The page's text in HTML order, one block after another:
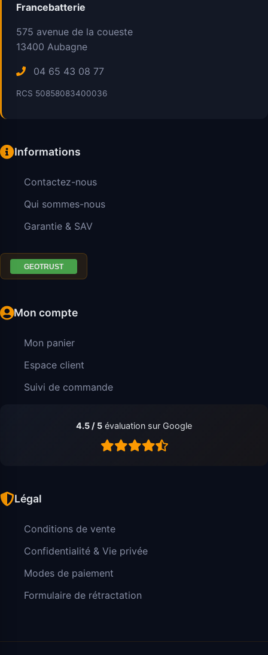
Francebatterie
575 avenue de la coueste
13400 Aubagne
04 65 43 08 77
RCS 50858083400036
Informations
Contactez-nous
Qui sommes-nous
Garantie & SAV
Mon compte
Mon panier
Espace client
Suivi de commande
4.5 / 5 évaluation sur Google
Légal
Conditions de vente
Confidentialité & Vie privée
Modes de paiement
Formulaire de rétractation